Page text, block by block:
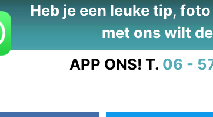
Heb je een leuke tip,
met ons wilt
APP ONS! T. 06 -